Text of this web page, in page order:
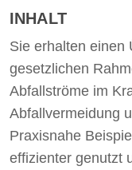
INHALT
Sie erhalten einen
gesetzlichen
Abfallströme im
Abfallvermeidung
Praxisnahe
effizienter genutzt